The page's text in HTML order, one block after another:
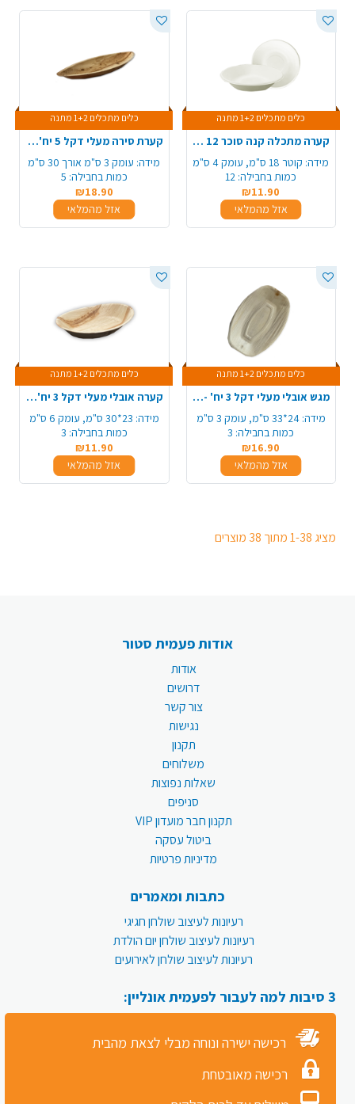
כלים מתכלים 1+2 מתנה
קערה מתכלה קנה סוכר 12 יח' - לבן
מידה: קוטר 18 ס"מ, עומק 4 ס"מ
כמות בחבילה: 12
₪11.90
אזל מהמלאי
כלים מתכלים 1+2 מתנה
קערת סירה מעלי דקל 5 יח' - גדול
מידה: עומק 3 ס"מ אורך 30 ס"מ
כמות בחבילה: 5
₪18.90
אזל מהמלאי
כלים מתכלים 1+2 מתנה
מגש אובלי מעלי דקל 3 יח' - גדול
מידה: 24*33 ס"מ, עומק 3 ס"מ
כמות בחבילה: 3
₪16.90
אזל מהמלאי
כלים מתכלים 1+2 מתנה
קערה אובלי מעלי דקל 3 יח' - גדול
מידה: 23*30 ס"מ, עומק 6 ס"מ
כמות בחבילה: 3
₪11.90
אזל מהמלאי
מציג 1-38 מתוך 38 מוצרים
אודות פעמית סטור
אודות
דרושים
צור קשר
נגישות
תקנון
משלוחים
שאלות נפוצות
סניפים
תקנון חבר מועדון VIP
ביטול עסקה
מדיניות פרטיות
כתבות ומאמרים
רעיונות לעיצוב שולחן חגיגי
רעיונות לעיצוב שולחן יום הולדת
רעיונות לעיצוב שולחן לאירועים
3 סיבות למה לעבור לפעמית אונליין:
רכישה ישירה ונוחה מבלי לצאת מהבית
רכישה מאובטחת